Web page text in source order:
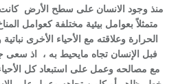
منذ وجود الانسان على سطح الأرض كانت
متمثلاً بعوامل بيئية مختلفة كعوامل
الحرارة وعلاقته مع الأحياء الأخرى
فبل الإنسان تجاه مايحيط به ، اذ سعى
مع مصالحه وعمل على استبعاد كل